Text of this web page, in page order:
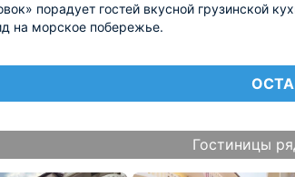
порадует гостей вкусной грузинской
на морское побережье.
Гостиницы